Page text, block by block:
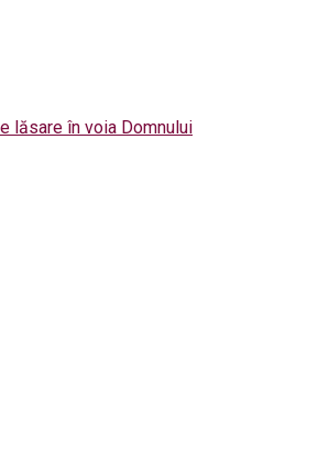
lăsare în voia Domnului